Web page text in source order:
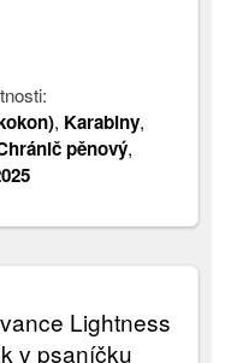
, Karabiny,
pěnový,
Lightness
v psaníčku